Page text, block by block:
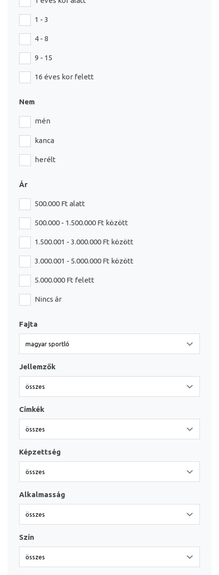
1 - 3
4 - 8
9 - 15
16 éves kor felett
Nem
mén
kanca
herélt
Ár
500.000 Ft alatt
500.000 - 1.500.000 Ft között
1.500.001 - 3.000.000 Ft között
3.000.001 - 5.000.000 Ft között
5.000.000 Ft felett
Nincs ár
Fajta
Jellemzők
Címkék
Képzettség
Alkalmasság
Szín